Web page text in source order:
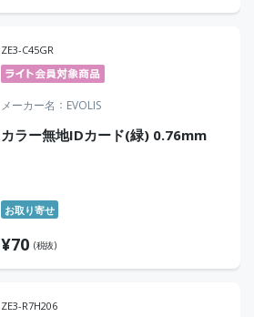
ZE3-C45GR
メーカー名 EVOLIS
カラー無地IDカード(緑) 0.76mm
お取り寄せ
¥70 (税抜)
ZE3-R7H206